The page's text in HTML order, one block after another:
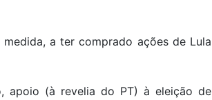
a ter comprado ações de Lula
apoio (à revelia do PT) à eleição de